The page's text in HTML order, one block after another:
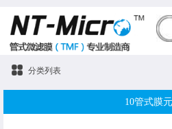
分类列表
10管式膜